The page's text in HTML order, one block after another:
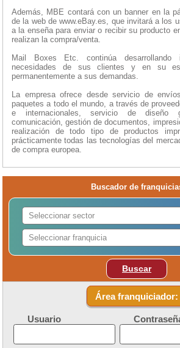
Además, MBE contará con un banner en la
de la web de www.eBay.es, que invitará a los
a la enseña para enviar o recibir su producto
realizan la compra/venta.
Mail Boxes Etc. continúa desarrollando
necesidades de sus clientes y en su
permanentemente a sus demandas.
La empresa ofrece desde servicio de
paquetes a todo el mundo, a través de
e internacionales, servicio de diseño
comunicación, gestión de documentos,
realización de todo tipo de productos
prácticamente todas las tecnologías del
de compra europea.
Buscador de
Buscar
Área franquiciador:
Usuario